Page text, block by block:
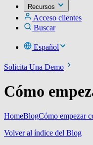
Recursos
Acceso clientes
Buscar
Español
Solicita Una Demo
Cómo
HomeBlogCómo empezar
Volver al índice del Blog